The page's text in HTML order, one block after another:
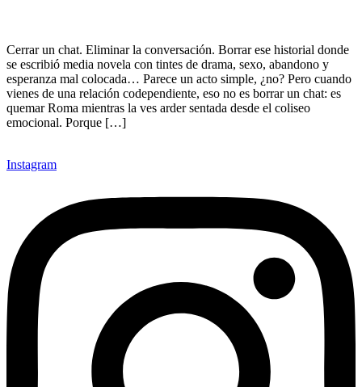
Cerrar un chat. Eliminar la conversación. Borrar ese historial donde
se escribió media novela con tintes de drama, sexo, abandono y
esperanza mal colocada… Parece un acto simple, ¿no? Pero cuando
vienes de una relación codependiente, eso no es borrar un chat: es
quemar Roma mientras la ves arder sentada desde el coliseo
emocional. Porque […]
Instagram